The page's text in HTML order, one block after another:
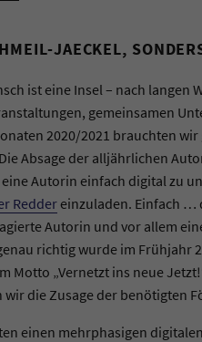
JAECKEL,
ist eine Insel – nach
gemeinsamen
2020/2021 brauchten
Absage der alljährlichen
eine Autorin einfach digital zu
Redder einzuladen. Einfach …
Autorin und vor allem
richtig wurde im Frühjahr
Motto „Vernetzt ins neue
wir die Zusage der benötigten
einen mehrphasigen